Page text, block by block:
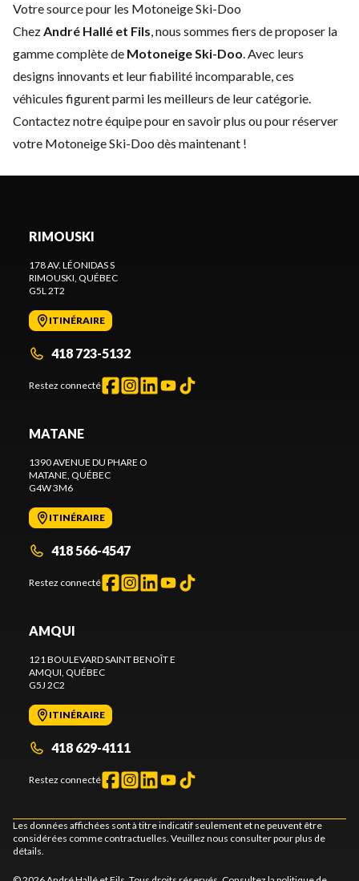
Votre source pour les Motoneige Ski-Doo
ChezAndré Hallé et Fils, nous sommes fiers de proposer la
gamme complète de Motoneige Ski-Doo. Avec leurs
designs innovants et leur fiabilité incomparable, ces
véhicules figurent parmi les meilleurs de leur catégorie.
Contactez notre équipepour en savoir plus ou pour réserver
votre Motoneige Ski-Doo dès maintenant !
RIMOUSKI
178 AV. LÉONIDAS S
RIMOUSKI, QUÉBEC
G5L 2T2
ITINÉRAIRE
418 723-5132
Restez connecté
MATANE
1390 AVENUE DU PHARE O
MATANE, QUÉBEC
G4W 3M6
ITINÉRAIRE
418 566-4547
Restez connecté
AMQUI
121 BOULEVARD SAINT BENOÎT E
AMQUI, QUÉBEC
G5J 2C2
ITINÉRAIRE
418 629-4111
Restez connecté
Les données affichées sont à titre indicatif seulement et ne peuvent être
considérées comme contractuelles. Veuillez nous consulter pour plus de
détails.